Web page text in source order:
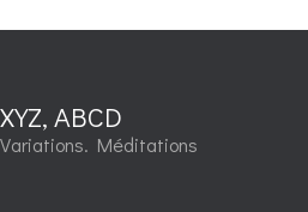
XYZ, ABCD
Variations. Méditations